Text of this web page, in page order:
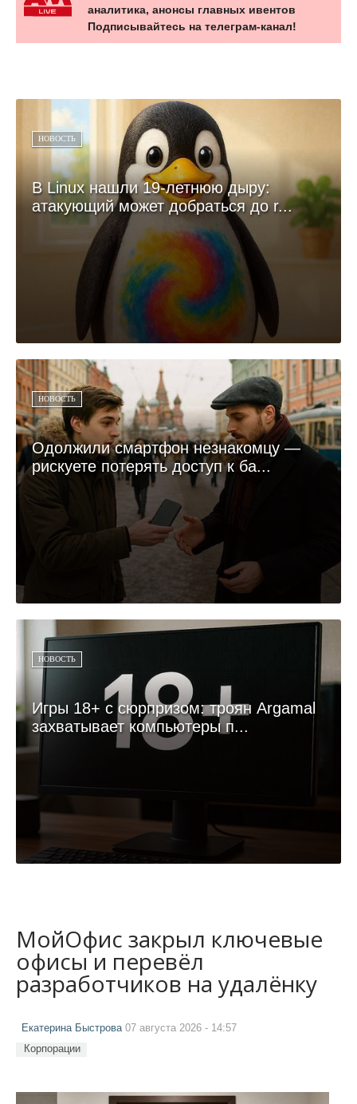
аналитика, анонсы главных ивентов
Подписывайтесь на телеграм-канал!
НОВОСТЬ
В Linux нашли 19-летнюю дыру:
атакующий может добраться до r...
НОВОСТЬ
Одолжили смартфон незнакомцу —
рискуете потерять доступ к ба...
НОВОСТЬ
Игры 18+ с сюрпризом: троян Argamal
захватывает компьютеры п...
МойОфис закрыл ключевые
офисы и перевёл
разработчиков на удалёнку
Екатерина Быстрова 07 августа 2026 - 14:57
Корпорации